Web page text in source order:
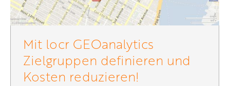
Mit locr GEOanalytics
Zielgruppen definieren und
Kosten reduzieren!